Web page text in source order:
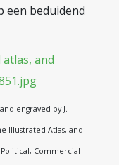
een beduidend
engraved by J.
Illustrated Atlas, and
Commercial